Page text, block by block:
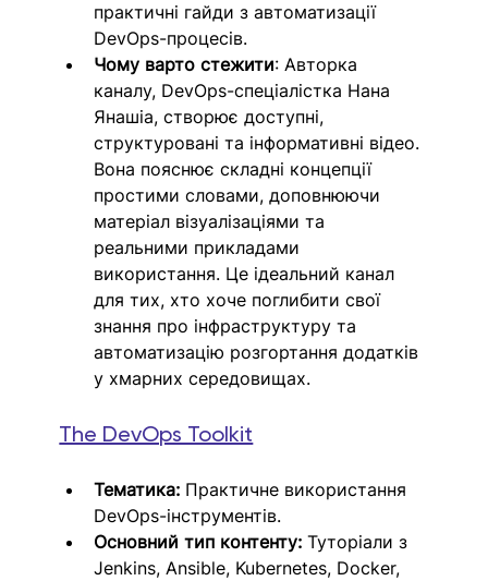
практичні гайди з автоматизації
DevOps-процесів.
Чому варто стежити: Авторка
каналу, DevOps-спеціалістка Нана
Янашіа, створює доступні,
структуровані та інформативні відео.
Вона пояснює складні концепції
простими словами, доповнюючи
матеріал візуалізаціями та
реальними прикладами
використання. Це ідеальний канал
для тих, хто хоче поглибити свої
знання про інфраструктуру та
автоматизацію розгортання додатків
у хмарних середовищах.
The DevOps Toolkit
Тематика: Практичне використання
DevOps-інструментів.
Основний тип контенту: Туторіали з
Jenkins, Ansible, Kubernetes, Docker,